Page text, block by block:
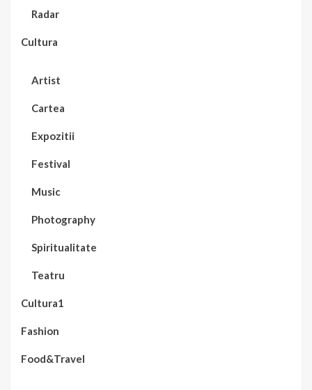
Radar
Cultura
Artist
Cartea
Expozitii
Festival
Music
Photography
Spiritualitate
Teatru
Cultura1
Fashion
Food&Travel